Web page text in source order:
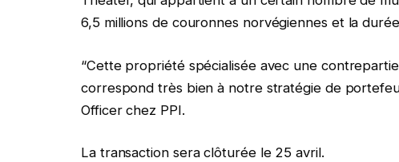
6,5 millions de couronnes norvégiennes et la
“Cette propriété spécialisée avec une
correspond très bien à notre stratégie de
Officer chez PPI.
La transaction sera clôturée le 25 avril.